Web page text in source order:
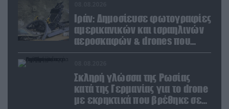
Ιράν: Δημοσίευσε φωτογραφίες
αμερικανικών και ισραηλινών
αεροσκαφών & drones που
καταρρίφθηκαν
Σκληρή γλώσσα της Ρωσίας
κατά της Γερμανίας για το drone
με εκρηκτικά που βρέθηκε σε